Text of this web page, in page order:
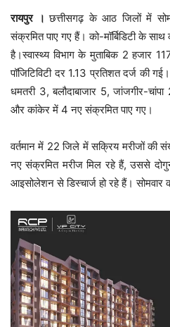
रायपुर ।छत्तीसगढ़ के आठ जिलों में
संक्रमित पाए गए हैं। को-मॉर्बिडिटी के
है।स्वास्थ्य विभाग के मुताबिक 2 हजार
पॉजिटिविटी दर 1.13 प्रतिशत दर्ज की
धमतरी 3, बलौदाबाजार 5, जांजगीर-चांपा
और कांकेर में 4 नए संक्रमित पाए गए।
वर्तमान में 22 जिले में सक्रिय मरीजों की
नए संक्रमित मरीज मिल रहे हैं, उससे
आइसोलेशन से डिस्चार्ज हो रहे हैं। सोमवार